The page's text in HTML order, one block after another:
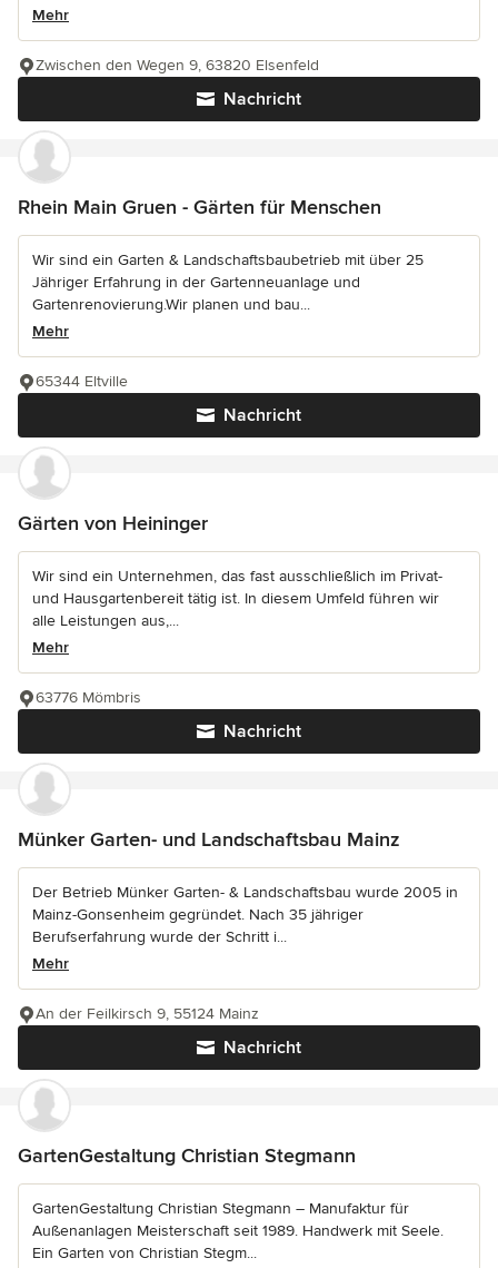
Mehr
Nachricht
Zwischen den Wegen 9, 63820 Elsenfeld
Rhein Main Gruen - Gärten für Menschen
Wir sind ein Garten & Landschaftsbaubetrieb mit über 25
Jähriger Erfahrung in der Gartenneuanlage und
Gartenrenovierung.Wir planen und bau...
Mehr
Nachricht
65344 Eltville
Gärten von Heininger
Wir sind ein Unternehmen, das fast ausschließlich im Privat-
und Hausgartenbereit tätig ist. In diesem Umfeld führen wir
alle Leistungen aus,...
Mehr
Nachricht
63776 Mömbris
Münker Garten- und Landschaftsbau Mainz
Der Betrieb Münker Garten- & Landschaftsbau wurde 2005 in
Mainz-Gonsenheim gegründet. Nach 35 jähriger
Berufserfahrung wurde der Schritt i...
Mehr
Nachricht
An der Feilkirsch 9, 55124 Mainz
GartenGestaltung Christian Stegmann
GartenGestaltung Christian Stegmann – Manufaktur für
Außenanlagen Meisterschaft seit 1989. Handwerk mit Seele.
Ein Garten von Christian Stegm...